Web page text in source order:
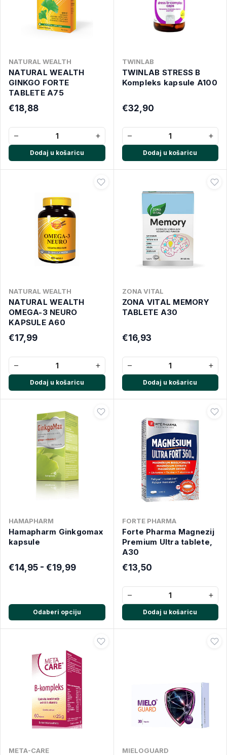
NATURAL WEALTH
NATURAL WEALTH
GINKGO FORTE
TABLETE A75
€18,88
− +
Dodaj u košaricu
TWINLAB
TWINLAB STRESS B
Kompleks kapsule A100
€32,90
− +
Dodaj u košaricu
NATURAL WEALTH
NATURAL WEALTH
OMEGA-3 NEURO
KAPSULE A60
€17,99
− +
Dodaj u košaricu
ZONA VITAL
ZONA VITAL MEMORY
TABLETE A30
€16,93
− +
Dodaj u košaricu
HAMAPHARM
Hamapharm Ginkgomax
kapsule
€14,95 - €19,99
Odaberi opciju
FORTE PHARMA
Forte Pharma Magnezij
Premium Ultra tablete,
A30
€13,50
− +
Dodaj u košaricu
META-CARE MIELOGUARD